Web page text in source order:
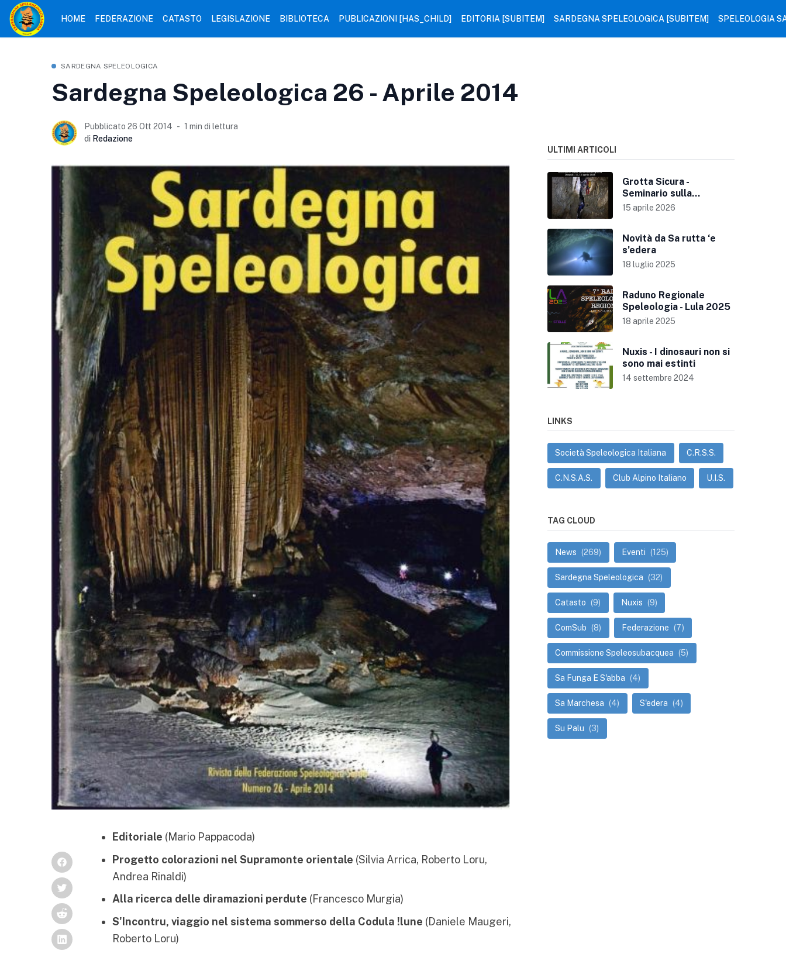
HOME FEDERAZIONE CATASTO LEGISLAZIONE BIBLIOTECA PUBLICAZIONI [HAS_CHILD] EDITORIA [SUBITEM] SARDEGNA SPELEOLOGICA [SUBITEM] SPELEOLOGIA
SARDEGNA SPELEOLOGICA
Sardegna Speleologica 26 - Aprile 2014
Pubblicato 26 Ott 2014
1 min di lettura
di Redazione
Editoriale (Mario Pappacoda)
Progetto colorazioni nel Supramonte orientale (Silvia Arrica, Roberto Loru,
Andrea Rinaldi)
Alla ricerca delle diramazioni perdute (Francesco Murgia)
S'Incontru, viaggio nel sistema sommerso della Codula !lune (Daniele Maugeri,
Roberto Loru)
ULTIMI ARTICOLI
Grotta Sicura -
Seminario sulla
sicurezza in grotta
15 aprile 2026
Novità da Sa rutta ‘e
s’edera
18 luglio 2025
Raduno Regionale
Speleologia - Lula 2025
18 aprile 2025
Nuxis - I dinosauri non si
sono mai estinti
14 settembre 2024
LINKS
Società Speleologica Italiana C.R.S.S.
C.N.S.A.S. Club Alpino Italiano U.I.S.
TAG CLOUD
News (269) Eventi (125)
Sardegna Speleologica (32)
Catasto (9) Nuxis (9)
ComSub (8) Federazione (7)
Commissione Speleosubacquea (5)
Sa Funga E S'abba (4)
Sa Marchesa (4) S'edera (4)
Su Palu (3)